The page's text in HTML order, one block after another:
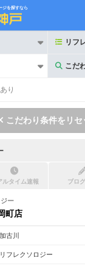
ジを探すなら
リフ
こだ
こだ
リピ
り
こだわり条件をリセ
ルタイム速報 ブロ
ー
町店
加古川
リフレクソロジー